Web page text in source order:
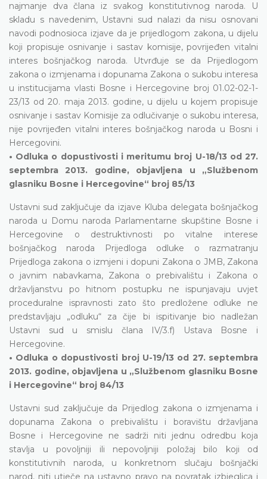
najmanje dva člana iz svakog konstitutivnog naroda. U
skladu s navedenim, Ustavni sud nalazi da nisu osnovani
navodi podnosioca izjave da je prijedlogom zakona, u dijelu
koji propisuje osnivanje i sastav komisije, povrijeđen vitalni
interes bošnjačkog naroda. Utvrđuje se da Prijedlogom
zakona o izmjenama i dopunama Zakona o sukobu interesa
u institucijama vlasti Bosne i Hercegovine broj 01.02-02-1-
23/13 od 20. maja 2013. godine, u dijelu u kojem propisuje
osnivanje i sastav Komisije za odlučivanje o sukobu interesa,
nije povrijeđen vitalni interes bošnjačkog naroda u Bosni i
Hercegovini.
• Odluka o dopustivosti i meritumu broj U-18/13 od 27.
septembra 2013. godine, objavljena u „Službenom
glasniku Bosne i Hercegovine“ broj 85/13
Ustavni sud zaključuje da izjave Kluba delegata bošnjačkog
naroda u Domu naroda Parlamentarne skupštine Bosne i
Hercegovine o destruktivnosti po vitalne interese
bošnjačkog naroda Prijedloga odluke o razmatranju
Prijedloga zakona o izmjeni i dopuni Zakona o JMB, Zakona
o javnim nabavkama, Zakona o prebivalištu i Zakona o
državljanstvu po hitnom postupku ne ispunjavaju uvjet
proceduralne ispravnosti zato što predložene odluke ne
predstavljaju „odluku“ za čije bi ispitivanje bio nadležan
Ustavni sud u smislu člana IV/3.f) Ustava Bosne i
Hercegovine.
• Odluka o dopustivosti broj U-19/13 od 27. septembra
2013. godine, objavljena u „Službenom glasniku Bosne
i Hercegovine“ broj 84/13
Ustavni sud zaključuje da Prijedlog zakona o izmjenama i
dopunama Zakona o prebivalištu i boravištu državljana
Bosne i Hercegovine ne sadrži niti jednu odredbu koja
stavlja u povoljniji ili nepovoljniji položaj bilo koji od
konstitutivnih naroda, u konkretnom slučaju bošnjački
narod, niti utječe na ustavno pravo na povratak izbjeglica i